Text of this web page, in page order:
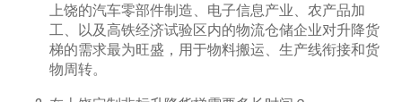
上饶的汽车零部件制造、电子信息产业、农产品加
工、以及高铁经济试验区内的物流仓储企业对升降货
梯的需求最为旺盛，用于物料搬运、生产线衔接和货
物周转。